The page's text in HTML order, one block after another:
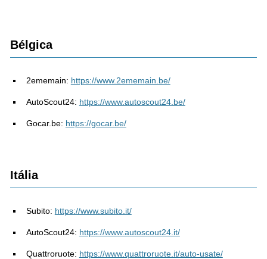
Bélgica
2ememain: https://www.2ememain.be/
AutoScout24: https://www.autoscout24.be/
Gocar.be: https://gocar.be/
Itália
Subito: https://www.subito.it/
AutoScout24: https://www.autoscout24.it/
Quattroruote: https://www.quattroruote.it/auto-usate/